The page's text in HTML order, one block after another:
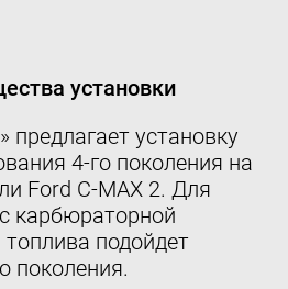
установки
предлагает установку
4-го поколения на
Ford C-MAX 2. Для
карбюраторной
подойдет
поколения.